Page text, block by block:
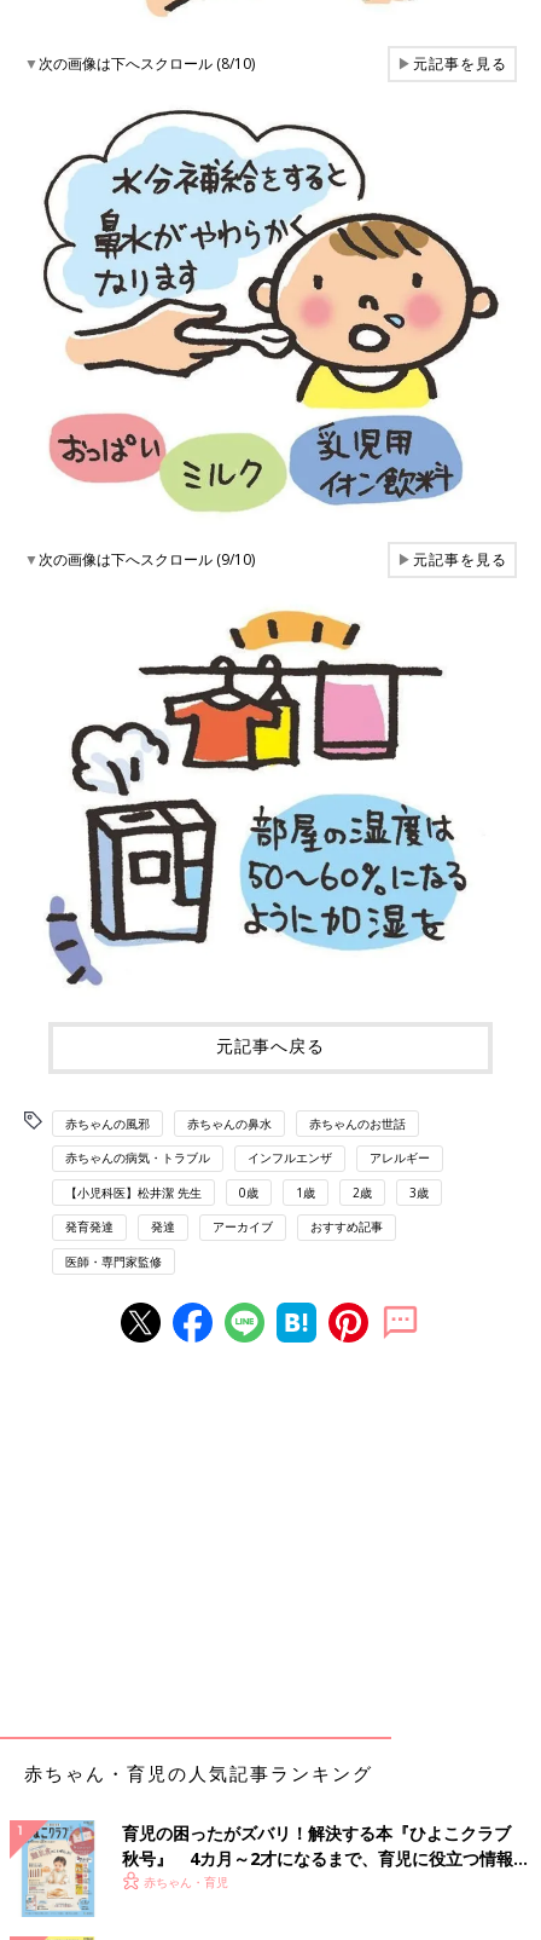
▼次の画像は下へスクロール (8/10) ▶元記事を見る
▼次の画像は下へスクロール (9/10) ▶元記事を見る
元記事へ戻る
赤ちゃんの風邪 赤ちゃんの鼻水 赤ちゃんのお世話
赤ちゃんの病気・トラブル インフルエンザ アレルギー
【小児科医】松井潔 先生 0歳 1歳 2歳 3歳
発育発達 発達 アーカイブ おすすめ記事
医師・専門家監修
赤ちゃん・育児の人気記事ランキング
育児の困ったがズバリ！解決する本『ひよこクラブ
秋号』 4カ月～2才になるまで、育児に役立つ情報が
いっぱい！
赤ちゃん・育児